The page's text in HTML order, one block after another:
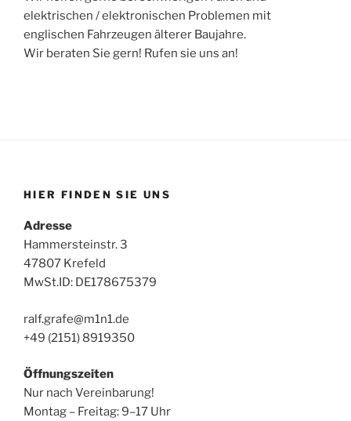
elektrischen / elektronischen Problemen mit
englischen Fahrzeugen älterer Baujahre.
Wir beraten Sie gern! Rufen sie uns an!
HIER FINDEN SIE UNS
Adresse
Hammersteinstr. 3
47807 Krefeld
MwSt.ID: DE178675379
ralf.grafe@m1n1.de
+49 (2151) 8919350
Öffnungszeiten
Nur nach Vereinbarung!
Montag – Freitag: 9–17 Uhr